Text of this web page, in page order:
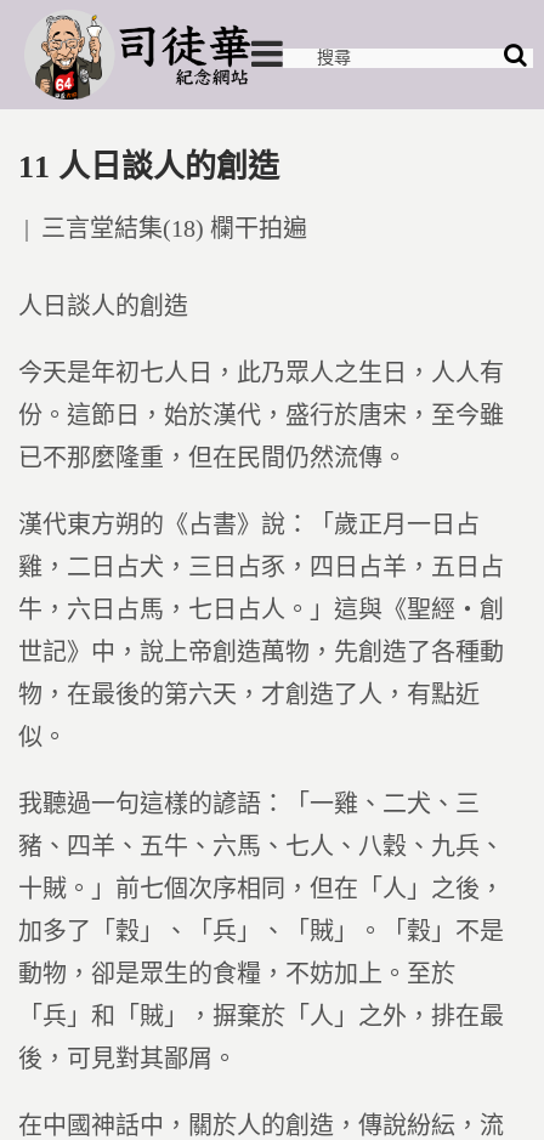
11 人日談人的創造
Posted
三言堂結集(18) 欄干拍遍
人日談人的創造
今天是年初七人日，此乃眾人之生日，人人有
份。這節日，始於漢代，盛行於唐宋，至今雖
已不那麼隆重，但在民間仍然流傳。
漢代東方朔的《占書》說：「歲正月一日占
雞，二日占犬，三日占豕，四日占羊，五日占
牛，六日占馬，七日占人。」這與《聖經‧創
世記》中，說上帝創造萬物，先創造了各種動
物，在最後的第六天，才創造了人，有點近
似。
我聽過一句這樣的諺語：「一雞、二犬、三
豬、四羊、五牛、六馬、七人、八穀、九兵、
十賊。」前七個次序相同，但在「人」之後，
加多了「穀」、「兵」、「賊」。「穀」不是
動物，卻是眾生的食糧，不妨加上。至於
「兵」和「賊」，摒棄於「人」之外，排在最
後，可見對其鄙屑。
在中國神話中，關於人的創造，傳說紛紜，流